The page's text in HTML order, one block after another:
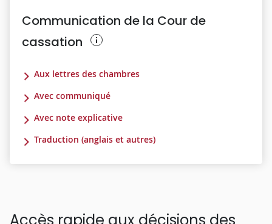
Communication de la Cour de
cassation
Aux lettres des chambres
Avec communiqué
Avec note explicative
Traduction (anglais et autres)
Accès rapide aux décisions des